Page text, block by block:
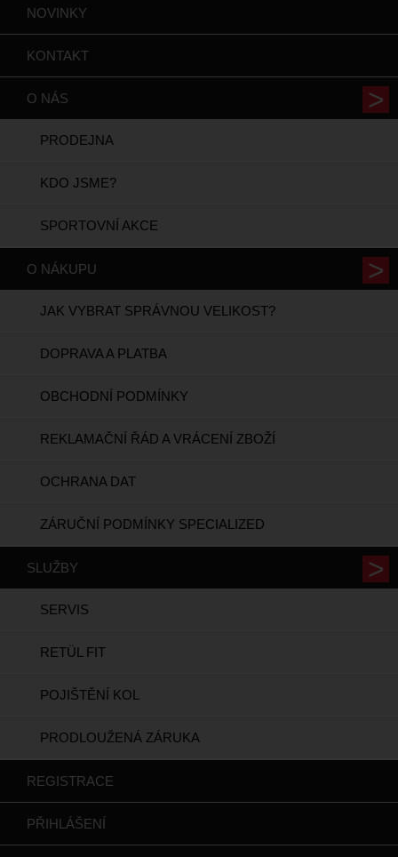
NOVINKY
KONTAKT
O NÁS
PRODEJNA
KDO JSME?
SPORTOVNÍ AKCE
O NÁKUPU
JAK VYBRAT SPRÁVNOU VELIKOST?
DOPRAVA A PLATBA
OBCHODNÍ PODMÍNKY
REKLAMAČNÍ ŘÁD A VRÁCENÍ ZBOŽÍ
OCHRANA DAT
ZÁRUČNÍ PODMÍNKY SPECIALIZED
SLUŽBY
SERVIS
RETÜL FIT
POJIŠTĚNÍ KOL
PRODLOUŽENÁ ZÁRUKA
REGISTRACE
PŘIHLÁŠENÍ